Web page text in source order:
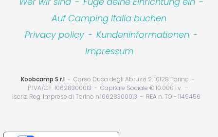
Auf Camping Italia buchen
Privacy policy - Kundeninformationen -
Impressum
Koobcamp S.r.l
Corso Duca degli Abruzzi 2, 10128 Torino
P.IVA/C.F. 10628300013
Capitale Sociale € 10.000 i.v.
Iscriz. Reg. Imprese di Torino n.10628300013
REA n. TO - 1149456